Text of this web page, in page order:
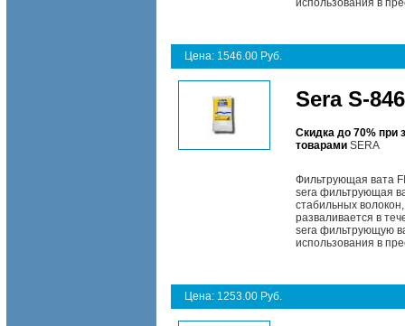
использования в
Цена: 1546.00 Руб.
Sera S-
Скидка до 70% при
товарами SERA
Фильтрующая вата
sera фильтрующая
стабильных
разваливается в
sera фильтрующую
использования в
Цена: 1253.00 Руб.